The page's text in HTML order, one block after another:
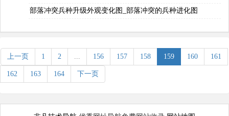
部落冲突兵种升级外观变化图_部落冲突的兵种进化图
上一页 1 2 ... 156 157 158 159 160 161
162 163 164 下一页